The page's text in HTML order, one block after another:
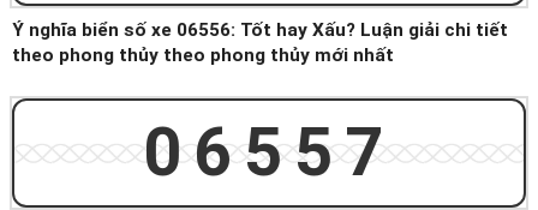
Ý nghĩa biển số xe 06556: Tốt hay Xấu? Luận giải chi tiết
theo phong thủy theo phong thủy mới nhất
06557